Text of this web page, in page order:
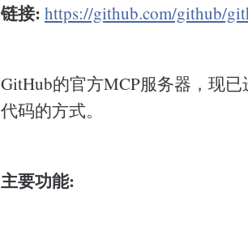
链接: https://github.com/github/
GitHub的官方MCP服务器，现
代码的方式。
主要功能: